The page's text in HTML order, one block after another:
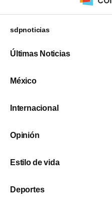
sdpnoticias
Últimas Noticias
México
Internacional
Opinión
Estilo de vida
Deportes